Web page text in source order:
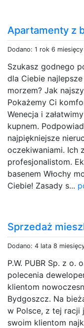
Apartamenty z
Dodano: 1 rok 6
Szukasz godnego
dla Ciebie
morzem? Jak
Pokażemy Ci
Wenecja i
kupnem.
najpiękniejsze
oczekiwaniami. Ich
profesjonalistom.
basenem Włochy
Ciebie! Zasady s...
Sprzedaż
Dodano: 4 lata 8
P.W. PUBR Sp. z o.
polecenia
klientom
Bydgoszcz. Na
w Polsce, z tej racji
swoim klientom